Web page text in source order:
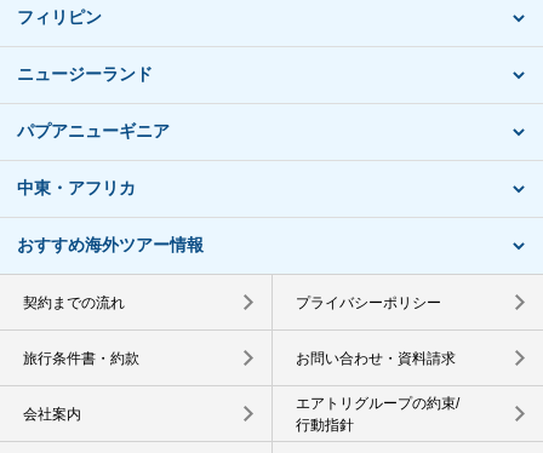
フィリピン
ニュージーランド
パプアニューギニア
中東・アフリカ
おすすめ海外ツアー情報
契約までの流れ プライバシーポリシー
旅行条件書・約款 お問い合わせ・資料請求
会社案内
エアトリグループの約束/
行動指針